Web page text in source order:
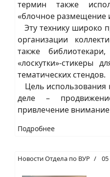
термин также
«блочное размещение
Эту технику широко
организации
также
«лоскутки»-стикеры
тематических стендов.
Цель использования
деле –
привлечение
Подробнее
Новости Отдела по ВУР 05